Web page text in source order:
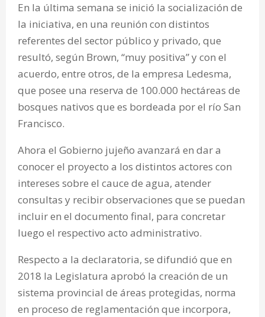
En la última semana se inició la socialización de
la iniciativa, en una reunión con distintos
referentes del sector público y privado, que
resultó, según Brown, “muy positiva” y con el
acuerdo, entre otros, de la empresa Ledesma,
que posee una reserva de 100.000 hectáreas de
bosques nativos que es bordeada por el río San
Francisco.
Ahora el Gobierno jujeño avanzará en dar a
conocer el proyecto a los distintos actores con
intereses sobre el cauce de agua, atender
consultas y recibir observaciones que se puedan
incluir en el documento final, para concretar
luego el respectivo acto administrativo.
Respecto a la declaratoria, se difundió que en
2018 la Legislatura aprobó la creación de un
sistema provincial de áreas protegidas, norma
en proceso de reglamentación que incorpora,